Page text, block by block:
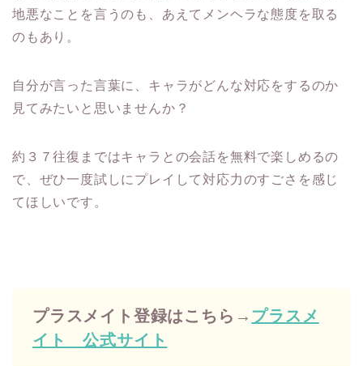
地悪なことを言うのも、あえてメンヘラな態度を取る
のもあり。
自分が言った言葉に、キャラがどんな対応をするのか
見てみたいと思いませんか？
約３７往復まではキャラとの会話を無料で楽しめるの
で、ぜひ一度試しにプレイして対応力のすごさを感じ
てほしいです。
プラスメイト登録はこちら→ プラスメ
イト 公式サイト